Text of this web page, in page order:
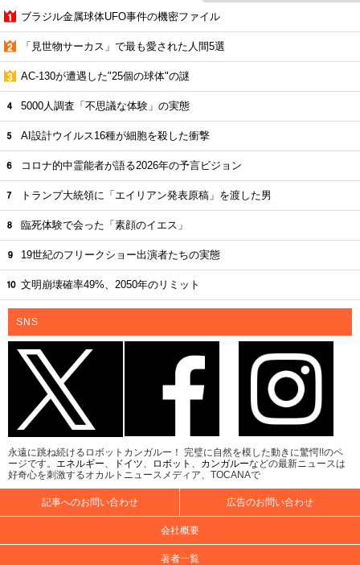
ブラジル金属球体UFO事件の機密ファイル
「見世物サーカス」で最も愛された人間5選
AC-130が遭遇した"25個の球体"の謎
5000人調査「不思議な体験」の実態
AI設計ウイルス16種が細胞を殺した衝撃
コロナ的中霊能者が語る2026年の予言ビジョン
トランプ大統領に「エイリアン発表原稿」を渡した男
臨死体験で会った「素顔のイエス」
19世紀のフリークショー出演者たちの実態
文明崩壊確率49%、2050年のリミット
SNS
永遠に跳ね続けるロボットカンガルー！ 完璧に自然を模した動きに驚愕!!のペ
ージです。 エネルギー、 ドイツ、 ロボット 、 カンガルーなどの最新ニュースは
好奇心を刺激するオカルトニュースメディア、TOCANAで
記事へのお問い合わせ 広告のお問い合わせ
会社概要
著者一覧